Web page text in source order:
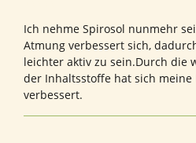
Ich nehme Spirosol nunmehr
Atmung verbessert sich,
leichter aktiv zu sein.Durch die
der Inhaltsstoffe hat sich
verbessert.